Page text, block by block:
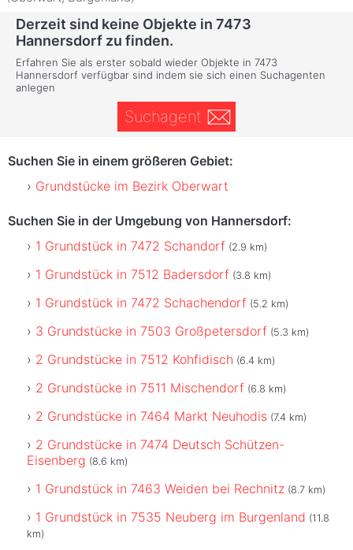
Derzeit sind keine Objekte in 7473
Hannersdorf zu finden.
Erfahren Sie als erster sobald wieder Objekte in 7473
Hannersdorf verfügbar sind indem sie sich einen Suchagenten
anlegen
Suchagent
Suchen Sie in einem größeren Gebiet:
Grundstücke im Bezirk Oberwart
Suchen Sie in der Umgebung von Hannersdorf:
1 Grundstück in 7472 Schandorf (2.9 km)
1 Grundstück in 7512 Badersdorf (3.8 km)
1 Grundstück in 7472 Schachendorf (5.2 km)
3 Grundstücke in 7503 Großpetersdorf (5.3 km)
2 Grundstücke in 7512 Kohfidisch (6.4 km)
2 Grundstücke in 7511 Mischendorf (6.8 km)
2 Grundstücke in 7464 Markt Neuhodis (7.4 km)
2 Grundstücke in 7474 Deutsch Schützen-
Eisenberg (8.6 km)
1 Grundstück in 7463 Weiden bei Rechnitz (8.7 km)
1 Grundstück in 7535 Neuberg im Burgenland (11.8
km)